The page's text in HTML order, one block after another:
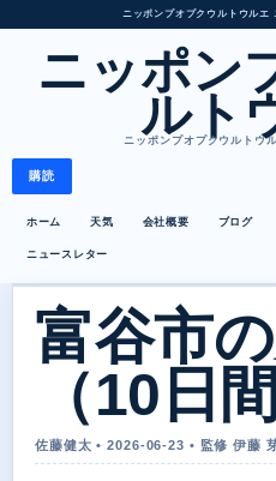
ニッポンプオプクウルトウルエ
ニッポン
ルト
ニッポンプオプクウルトウ
購読
ホーム 天気 会社概要 ブログ
ニュースレター
富谷市
（10日間
佐藤健太 • 2026-06-23 • 監修 伊藤